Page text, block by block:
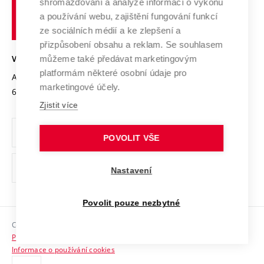
Transfer znalostí
Open Science
Projekty
Projekty ze strukturálních fondů
Specifický výzkum
Mezinárodní dohody
Univerzitní sítě
Udržitelná univerzita
Podnikavá univerzita / ContriBUTe
Bezpečná univerzita
Vyznamenání
Organizační struktura
Ochrana osobních údajů
odkaz)
Sociální bezpečí
HR Award
učení
technické
Brně
VYSOKÉ UČENÍ TECHNICKÉ V BRNĚ
Antonínská 548/1
602 00 Brno
www.vut.cz
vut@vutbr.cz
Copyright © 2026 VUT
Prohlášení o přístupnosti
Informace o používání cookies
shromažďování a analýze informací o výkonu
a používání webu, zajištění fungování funkcí
ze sociálních médií a ke zlepšení a
přizpůsobení obsahu a reklam. Se souhlasem
můžeme také předávat marketingovým
platformám některé osobní údaje pro
marketingové účely.
Zjistit více
POVOLIT VŠE
Nastavení
Povolit pouze nezbytné